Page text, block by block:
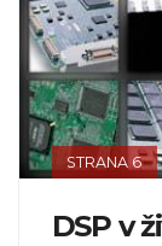
STRANA 6
DSP v